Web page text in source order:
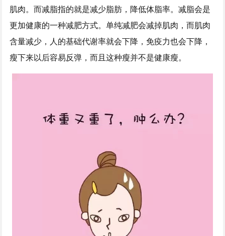
肌肉。而减脂指的就是减少脂肪，降低体脂率。减脂会是
更加健康的一种减肥方式。单纯减肥会减掉肌肉，而肌肉
含量减少，人的基础代谢率就会下降，免疫力也会下降，
瘦下来以后容易反弹，而且这种瘦并不是健康瘦。